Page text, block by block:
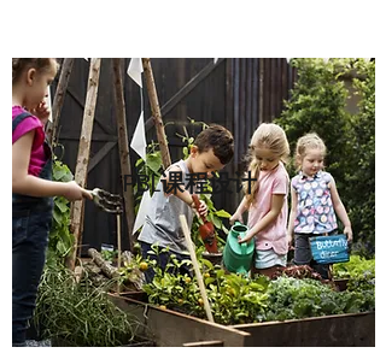
PBL课程设计